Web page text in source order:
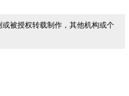
或被授权转载制作，其他机构或个